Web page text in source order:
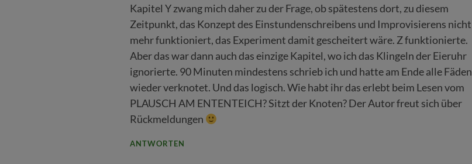
Kapitel Y zwang mich daher zu der Frage, ob spätestens dort, zu diesem
Zeitpunkt, das Konzept des Einstundenschreibens und Improvisierens nicht
mehr funktioniert, das Experiment damit gescheitert wäre. Z funktionierte.
Aber das war dann auch das einzige Kapitel, wo ich das Klingeln der Eieruhr
ignorierte. 90 Minuten mindestens schrieb ich und hatte am Ende alle Fäden
wieder verknotet. Und das logisch. Wie habt ihr das erlebt beim Lesen vom
PLAUSCH AM ENTENTEICH? Sitzt der Knoten? Der Autor freut sich über
Rückmeldungen
ANTWORTEN